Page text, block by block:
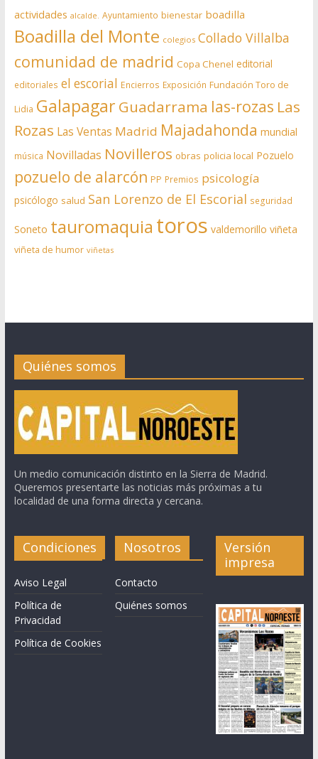
actividades alcalde. Ayuntamiento bienestar boadilla
Boadilla del Monte colegios Collado Villalba
comunidad de madrid Copa Chenel editorial
editoriales el escorial Encierros Exposición Fundación Toro de
Lidia Galapagar Guadarrama las-rozas Las
Rozas Las Ventas Madrid Majadahonda mundial
música Novilladas Novilleros obras policia local Pozuelo
pozuelo de alarcón PP Premios psicología
psicólogo salud San Lorenzo de El Escorial seguridad
Soneto tauromaquia toros valdemorillo viñeta
viñeta de humor viñetas
Quiénes somos
Un medio comunicación distinto en la Sierra de Madrid.
Queremos presentarte las noticias más próximas a tu
localidad de una forma directa y cercana.
Condiciones
Aviso Legal
Política de
Privacidad
Política de Cookies
Nosotros
Contacto
Quiénes somos
Versión
impresa